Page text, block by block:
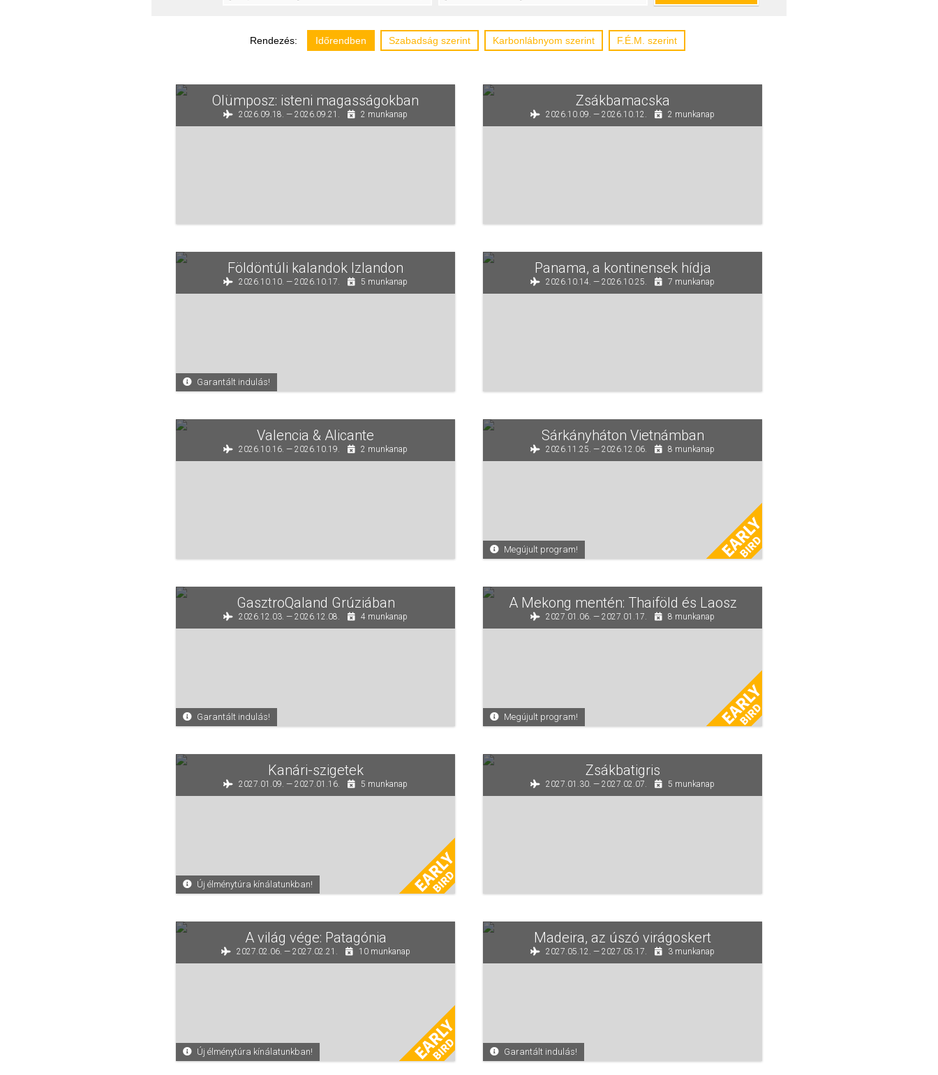
Rendezés: Időrendben Szabadság szerint Karbonlábnyom szerint F.É.M. szerint
Olümposz: isteni magasságokban
2026.09.18. — 2026.09.21. 2 munkanap
Zsákbamacska
2026.10.09. — 2026.10.12. 2 munkanap
Földöntúli kalandok Izlandon
2026.10.10. — 2026.10.17. 5 munkanap
Garantált indulás!
Panama, a kontinensek hídja
2026.10.14. — 2026.10.25. 7 munkanap
Valencia & Alicante
2026.10.16. — 2026.10.19. 2 munkanap
Sárkányháton Vietnámban
2026.11.25. — 2026.12.06. 8 munkanap
Megújult program!
GasztroQaland Grúziában
2026.12.03. — 2026.12.08. 4 munkanap
Garantált indulás!
A Mekong mentén: Thaiföld és Laosz
2027.01.06. — 2027.01.17. 8 munkanap
Megújult program!
Kanári-szigetek
2027.01.09. — 2027.01.16. 5 munkanap
Új élménytúra kínálatunkban!
Zsákbatigris
2027.01.30. — 2027.02.07. 5 munkanap
A világ vége: Patagónia
2027.02.06. — 2027.02.21. 10 munkanap
Új élménytúra kínálatunkban!
Madeira, az úszó virágoskert
2027.05.12. — 2027.05.17. 3 munkanap
Garantált indulás!